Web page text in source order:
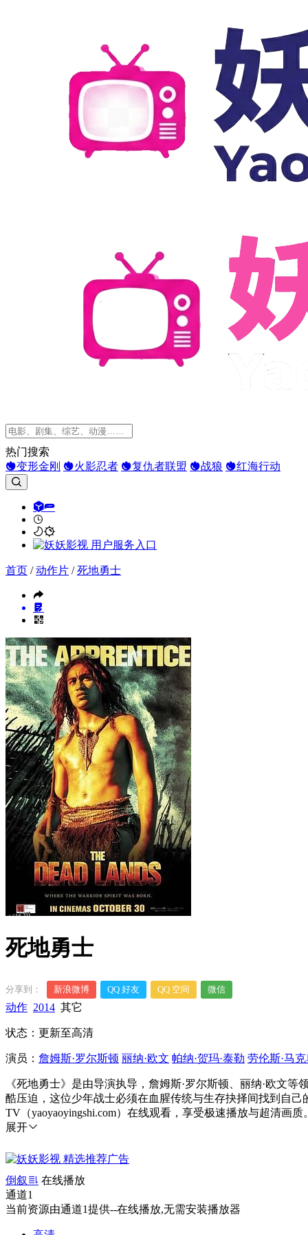
热门搜索
变形金刚
火影忍者 复仇者联盟 战狼 红海行动
首页 /动作片 /死地勇士
死地勇士
分享到： 新浪微博 QQ 好友 QQ 空间 微信
动作 2014 其它
状态：更新至高清
演员： 詹姆斯·罗尔斯顿 丽纳·欧文 帕纳·贺玛·泰勒 劳伦斯·马
《死地勇士》是由导演执导，詹姆斯·罗尔斯顿、丽纳·欧文
酷压迫，这位少年战士必须在血腥传统与生存抉择间找到自
TV（yaoyaoyingshi.com）在线观看，享受极速播放与超清画质
展开
倒叙
在线播放
通道1
当前资源由通道1提供--在线播放,无需安装播放器